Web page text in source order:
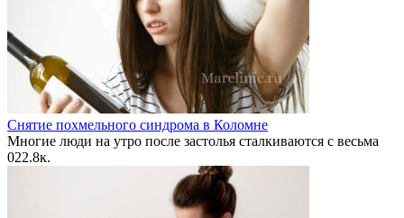
Снятие похмельного синдрома в Коломне
Многие люди на утро после застолья сталкиваются с весьма
022.8к.